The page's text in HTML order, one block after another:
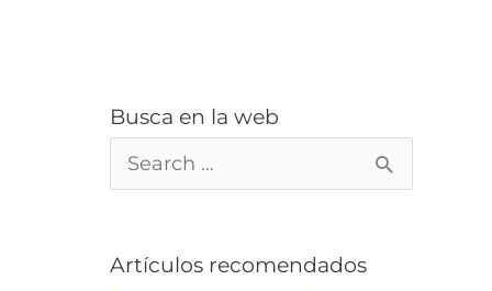
Busca en la web
u
c
Artículos recomendados